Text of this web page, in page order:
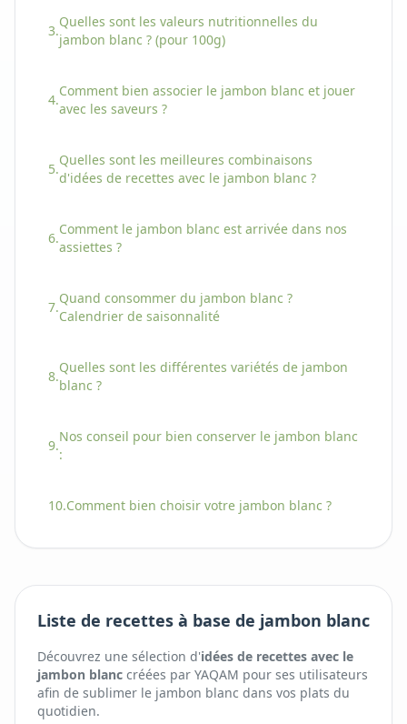
3.
Quelles sont les valeurs nutritionnelles du
jambon blanc ? (pour 100g)
4.
Comment bien associer le jambon blanc et jouer
avec les saveurs ?
5.
Quelles sont les meilleures combinaisons
d'idées de recettes avec le jambon blanc ?
6.
Comment le jambon blanc est arrivée dans nos
assiettes ?
7.
Quand consommer du jambon blanc ?
Calendrier de saisonnalité
8.
Quelles sont les différentes variétés de jambon
blanc ?
9.
Nos conseil pour bien conserver le jambon blanc
:
10.Comment bien choisir votre jambon blanc ?
Liste de recettes à base de jambon blanc
Découvrez une sélection d'idées de recettes avec le
jambon blanc créées par YAQAM pour ses utilisateurs
afin de sublimer le jambon blanc dans vos plats du
quotidien.